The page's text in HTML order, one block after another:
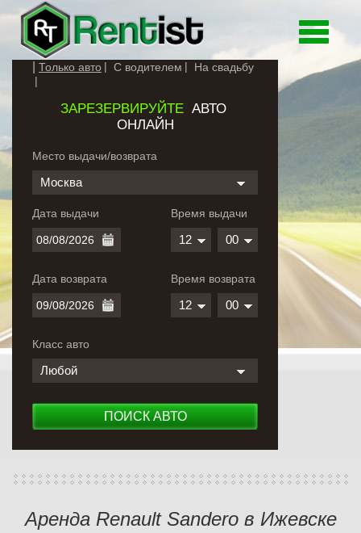
Toggle
Только авто С водителем На свадьбу
ЗАРЕЗЕРВИРУЙТЕАВТО
ОНЛАЙН
Место выдачи/возврата
Москва
Дата выдачи
Дата возврата
Время выдачи
12 00
Время возврата
12 00
Класс авто
Любой
ПОИСК АВТО
Аренда Renault Sandero в Ижевске